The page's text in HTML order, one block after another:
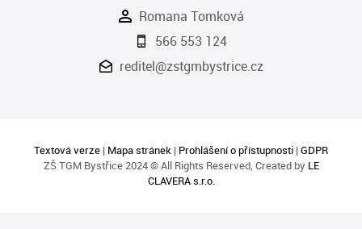
Romana Tomková
566 553 124
reditel@zstgmbystrice.cz
Textová verze | Mapa stránek | Prohlášení o přístupnosti |GDPR
ZŠ TGM Bystřice 2024 © All Rights Reserved, Created by LE
CLAVERA s.r.o.